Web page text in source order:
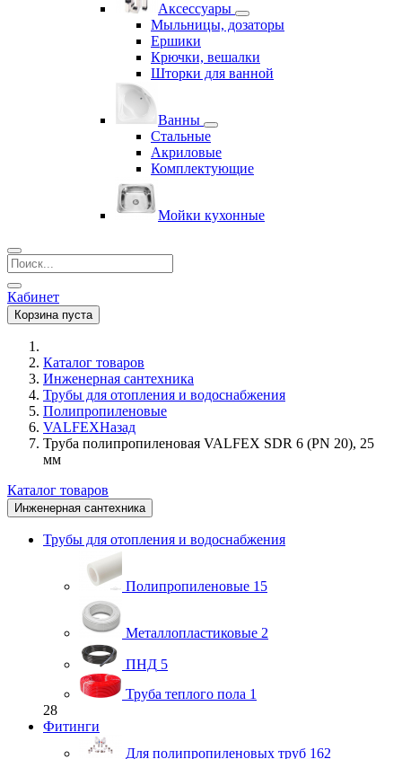
Аксессуары
Мыльницы, дозаторы
Ершики
Крючки, вешалки
Шторки для ванной
Ванны
Стальные
Акриловые
Комплектующие
Мойки кухонные
Кабинет
Корзина пуста
Каталог товаров
Инженерная сантехника
Трубы для отопления и водоснабжения
Полипропиленовые
VALFEXНазад
Труба полипропиленовая VALFEX SDR 6 (PN 20), 25
мм
Каталог товаров
Инженерная сантехника
Трубы для отопления и водоснабжения
Полипропиленовые 15
Металлопластиковые 2
ПНД 5
Труба теплого пола 1
28
Фитинги
Для полипропиленовых труб 162